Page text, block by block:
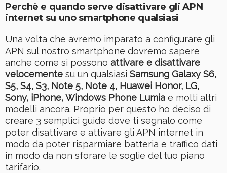
Perchè e quando serve disattivare gli APN
internet su uno smartphone qualsiasi
Una volta che avremo imparato a configurare gli
APN sul nostro smartphone dovremo sapere
anche come si possono attivare e disattivare
velocemente su un qualsiasi Samsung Galaxy S6,
S5, S4, S3, Note 5, Note 4, Huawei Honor, LG,
Sony, iPhone, Windows Phone Lumia e molti altri
modelli ancora. Proprio per questo ho deciso di
creare 3 semplici guide dove ti segnalo come
poter disattivare e attivare gli APN internet in
modo da poter risparmiare batteria e traffico dati
in modo da non sforare le soglie del tuo piano
tarifario.